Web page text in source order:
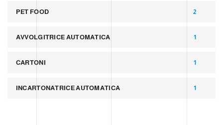
PET FOOD 2
AVVOLGITRICE AUTOMATICA 1
CARTONI 1
INCARTONATRICE AUTOMATICA 1